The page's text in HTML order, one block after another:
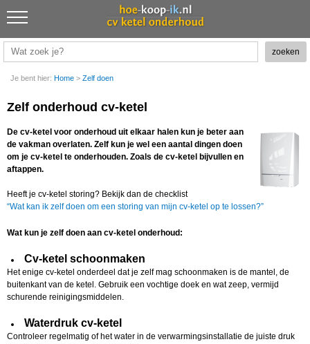
Je bent hier: Home > Zelf doen
Zelf onderhoud cv-ketel
De cv-ketel voor onderhoud uit elkaar halen kun je beter aan
de vakman overlaten. Zelf kun je wel een aantal dingen doen
om je cv-ketel te onderhouden. Zoals de cv-ketel bijvullen en
aftappen.
Heeft je cv-ketel storing? Bekijk dan de checklist
“Wat kan ik zelf doen om een storing van mijn cv-ketel op te lossen?”
Wat kun je zelf doen aan cv-ketel onderhoud:
Cv-ketel schoonmaken
Het enige cv-ketel onderdeel dat je zelf mag schoonmaken is de mantel, de
buitenkant van de ketel. Gebruik een vochtige doek en wat zeep, vermijd
schurende reinigingsmiddelen.
Waterdruk cv-ketel
Controleer regelmatig of het water in de verwarmingsinstallatie de juiste druk